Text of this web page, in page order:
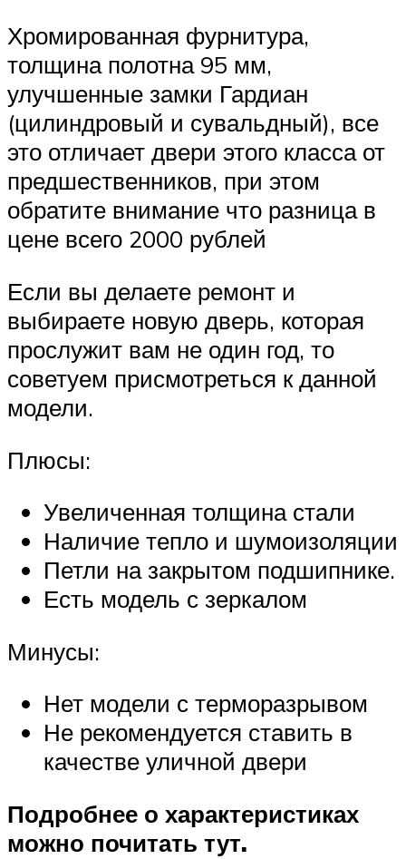
Хромированная фурнитура,
толщина полотна 95 мм,
улучшенные замки Гардиан
(цилиндровый и сувальдный), все
это отличает двери этого класса от
предшественников, при этом
обратите внимание что разница в
цене всего 2000 рублей
Если вы делаете ремонт и
выбираете новую дверь, которая
прослужит вам не один год, то
советуем присмотреться к данной
модели.
Плюсы:
Увеличенная толщина стали
Наличие тепло и шумоизоляции
Петли на закрытом подшипнике.
Есть модель с зеркалом
Минусы:
Нет модели с терморазрывом
Не рекомендуется ставить в
качестве уличной двери
Подробнее о характеристиках
можно почитать тут.